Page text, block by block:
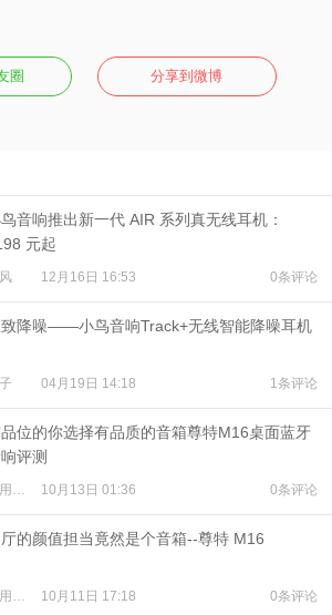
圈 分享到微博
音响推出新一代 AIR 系列真无线耳机：
元起
12月16日 16:53 0条评论
降噪——小鸟音响Track+无线智能降噪耳机
04月19日 14:18 1条评论
位的你选择有品质的音箱尊特M16桌面蓝牙
评测
10月13日 01:36 0条评论
的颜值担当竟然是个音箱--尊特 M16
10月11日 17:18 0条评论